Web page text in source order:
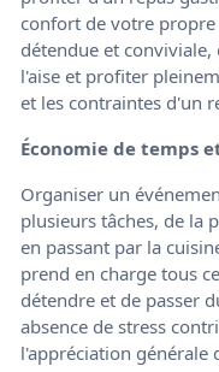
confort de votre propre
détendue et
l'aise et profiter
et les contraintes d'un
Économie de temps
Organiser un
plusieurs tâches, de la
en passant par la
prend en charge tous
détendre et de passer
absence de stress
l'appréciation générale